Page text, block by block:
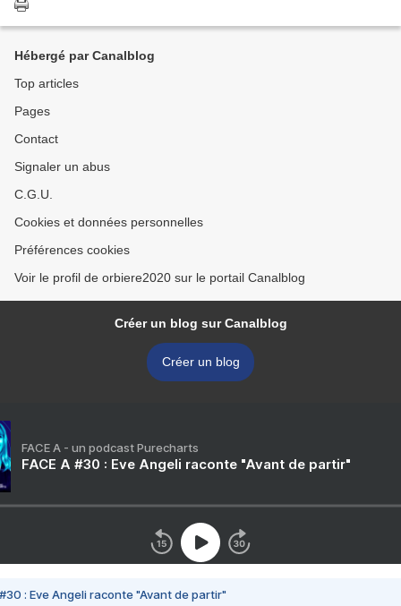
Hébergé par Canalblog
Top articles
Pages
Contact
Signaler un abus
C.G.U.
Cookies et données personnelles
Préférences cookies
Voir le profil de orbiere2020 sur le portail Canalblog
Créer un blog sur Canalblog
Créer un blog
FACE A - un podcast Purecharts
FACE A #30 : Eve Angeli raconte "Avant de partir"
#30 : Eve Angeli raconte "Avant de partir"